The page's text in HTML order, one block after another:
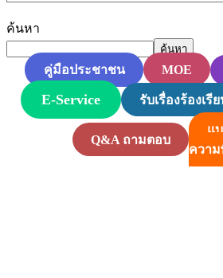
ค้นหา
ค้นหา
คู่มือประชาชน MOE
E-Service รับเรื่องร้องเรี
Q&A ถามตอบ
แ
ความ